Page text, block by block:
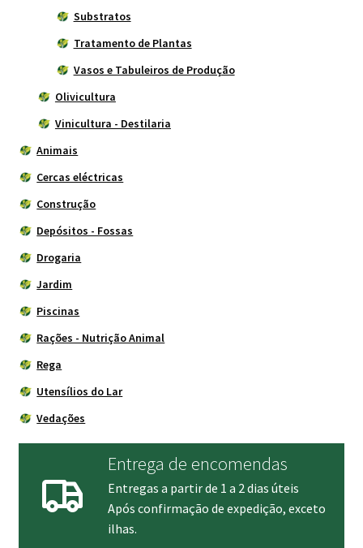
Substratos
Tratamento de Plantas
Vasos e Tabuleiros de Produção
Olivicultura
Vinicultura - Destilaria
Animais
Cercas eléctricas
Construção
Depósitos - Fossas
Drogaria
Jardim
Piscinas
Rações - Nutrição Animal
Rega
Utensílios do Lar
Vedações
Entrega de encomendas
Entregas a partir de 1 a 2 dias úteis
Após confirmação de expedição, exceto
ilhas.